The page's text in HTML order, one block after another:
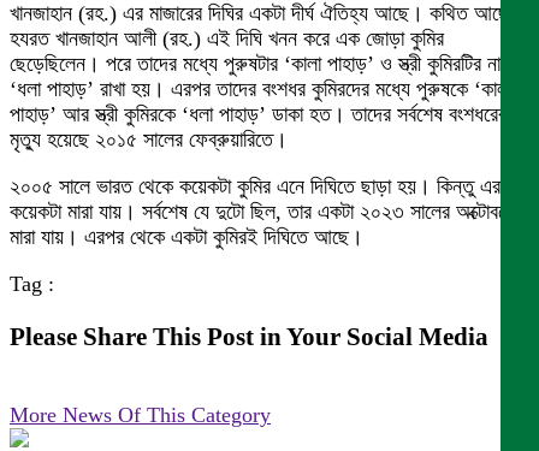
খানজাহান (রহ.) এর মাজারের দিঘির একটা দীর্ঘ ঐতিহ্য আছে। কথিত আছে,
হযরত খানজাহান আলী (রহ.) এই দিঘি খনন করে এক জোড়া কুমির
ছেড়েছিলেন। পরে তাদের মধ্যে পুরুষটার ‘কালা পাহাড়’ ও স্ত্রী কুমিরটির নাম
‘ধলা পাহাড়’ রাখা হয়। এরপর তাদের বংশধর কুমিরদের মধ্যে পুরুষকে ‘কালা
পাহাড়’ আর স্ত্রী কুমিরকে ‘ধলা পাহাড়’ ডাকা হত। তাদের সর্বশেষ বংশধরের
মৃত্যু হয়েছে ২০১৫ সালের ফেব্রুয়ারিতে।
২০০৫ সালে ভারত থেকে কয়েকটা কুমির এনে দিঘিতে ছাড়া হয়। কিন্তু এর
কয়েকটা মারা যায়। সর্বশেষ যে দুটো ছিল, তার একটা ২০২৩ সালের অক্টোবরে
মারা যায়। এরপর থেকে একটা কুমিরই দিঘিতে আছে।
Tag :
Please Share This Post in Your Social Media
More News Of This Category